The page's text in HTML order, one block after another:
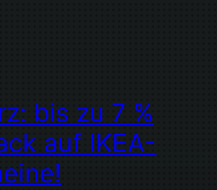
bis zu 7 %
auf IKEA-